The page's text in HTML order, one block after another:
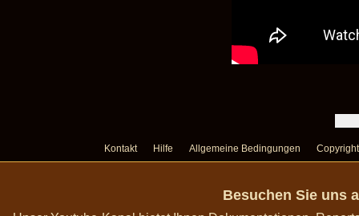
Kontakt Hilfe Allgemeine Bedingungen Copyright
Besuchen Sie uns